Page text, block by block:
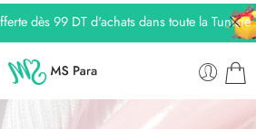
dès 99 DT d'achats dans toute la Tunisie